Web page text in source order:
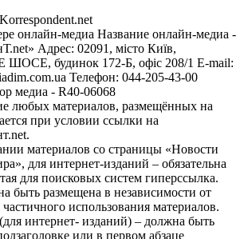
онлайн-медиа Название онлайн-медиа -
Адрес: 02091, місто Київ,
будинок 172-Б, офіс 208/1 E-mail:
Телефон: 044-205-43-00
медиа - R40-06068
любых материалов, размещённых на
при условии ссылки на
материалов со страницы «Новости
для интернет-изданий – обязательна
для поисковых систем гиперссылка.
быть размещена в независимости от
использования материалов.
интернет- изданий) – должна быть
или в первом абзаце